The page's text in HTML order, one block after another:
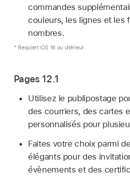
commandes
couleurs, les lignes et les
nombres.
* Requiert iOS 16 ou ultérieur
Pages 12.1
Utilisez le publipostage
des courriers, des cartes
personnalisés pour
Faites votre choix parmi
élégants pour des
évènements et des